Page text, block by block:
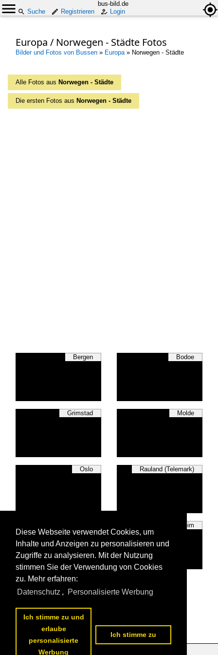
bus-bild.de
Suche
Registrieren Login
Europa / Norwegen - Städte Fotos
Bilder und Fotos von Bussen » Europa» Norwegen - Städte
Alle Fotos aus Norwegen - Städte
Die ersten Fotos aus Norwegen - Städte
Bergen Bodoe
Grimstad Molde
Oslo Rauland (Telemark)
Trondheim
Alle Fotos ausNorwegen - Städte
Die ersten Fotos ausNorwegen - Städte
Diese Webseite verwendet Cookies, um
Inhalte und Anzeigen zu personalisieren und
Zugriffe zu analysieren. Mit der Nutzung
stimmen Sie der Verwendung von Cookies
zu. Mehr erfahren:
Datenschutz , Personalisierte Werbung
Ich stimme zu und
erlaube
personalisierte
Werbung
Ich stimme zu